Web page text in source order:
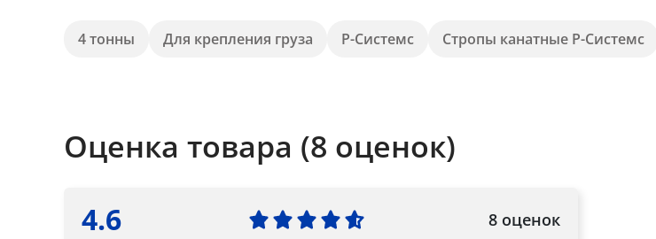
4 тонны Для крепления груза Р-Системс Стропы канатные Р-Системс
Оценка товара (8 оценок)
4.6 8 оценок